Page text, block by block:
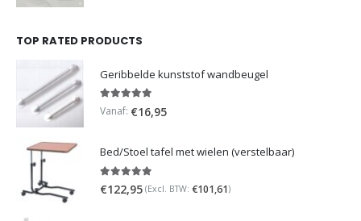
TOP RATED PRODUCTS
Geribbelde kunststof wandbeugel
5.00out of 5
Vanaf: €16,95
Bed/Stoel tafel met wielen (verstelbaar)
€122,95 (Excl. BTW: €101,61)